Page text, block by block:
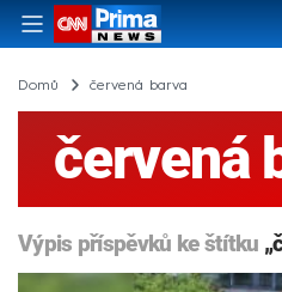
Domů červená barva
červená
Výpis příspěvků ke štítku